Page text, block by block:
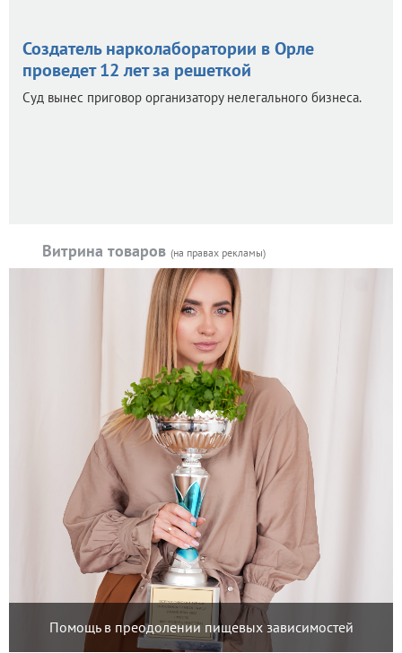
Создатель нарколаборатории в Орле
проведет 12 лет за решеткой
Суд вынес приговор организатору нелегального бизнеса.
Витрина товаров (на правах рекламы)
Помощь в преодолении пищевых зависимостей